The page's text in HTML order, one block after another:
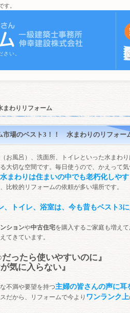
す。
い。
まわりリフォーム
市場のベスト3！！ 水まわりのリフォー
お風呂）、洗面所、トイレといった水まわ
大切な空間です。毎日使うので、かえって
水まわりは住まいの中でも老朽化しやす
比較的リフォームの依頼が多い場所です。
、トイレ、浴室は、今も昔もベスト3
ションや中古住宅を購入するご家庭も増え
てきています。
だったら使いやすいのに』
気に入らない』
不満や要望を持つ主婦の皆さんの声に耳
だから、リフォームで今より ワンランク上